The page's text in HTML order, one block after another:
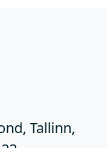
Tallinn,